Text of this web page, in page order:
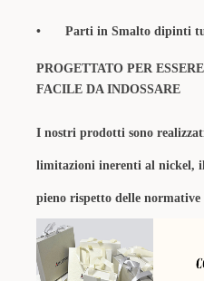
• Parti in Smalto dipinti
PROGETTATO PER
FACILE DA INDOSSARE
I nostri prodotti sono
limitazioni inerenti al nickel,
pieno rispetto delle normative